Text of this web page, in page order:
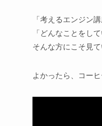
「考えるエンジン
「どんなことをし
そんな方にこそ見
よかったら、コーヒ